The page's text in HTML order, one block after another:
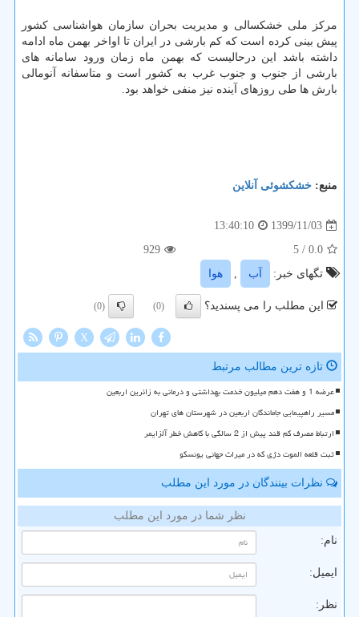
مرکز ملی خشکسالی و مدیریت بحران سازمان هواشناسی کشور
پیش بینی کرده است که کم بارشی در ایران تا اواخر بهمن ماه ادامه
داشته باشد این درحالیست که بهمن ماه زمان ورود سامانه های
بارشی از جنوب و جنوب غرب به کشور است و متاسفانه آنومالی
بارش ها طی روزهای آینده نیز منفی خواهد بود.
منبع: خشكشوئی آنلاین
1399/11/03
13:40:10
0.0
/ 5
929
تگهای خبر:
آب , هوا
این مطلب را می پسندید؟ (0)
(0)
X
تازه ترین مطالب مرتبط
عرضه 1 و هفت دهم میلیون خدمت بهداشتی و درمانی به زائرین اربعین
مسیر راهپیمایی جاماندگان اربعین در شهرستان های تهران
ارتباط مصرف کم قند پیش از 2 سالگی با کاهش خطر آلزایمر
ثبت قلعه الموت دژی که در میراث جهانی یونسکو
نظرات بینندگان در مورد این مطلب
نظر شما در مورد این مطلب
نام:
ایمیل:
نظر: